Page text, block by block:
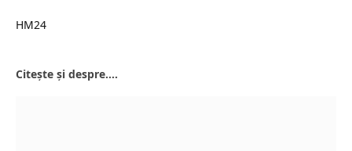
HM24
Citește și despre....